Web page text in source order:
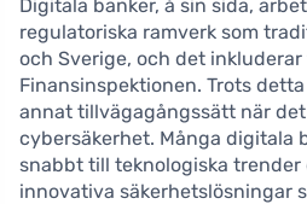
Digitala banker, å sin sida,
regulatoriska ramverk som
och Sverige, och det
Finansinspektionen. Trots
annat tillvägagångssätt när
cybersäkerhet. Många digitala
snabbt till teknologiska
innovativa säkerhetslösningar